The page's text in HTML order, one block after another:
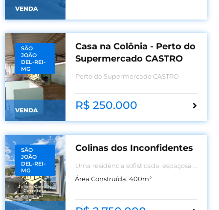
VENDA
SÃO
JOÃO
DEL-REI-
MG
VENDA
Casa na Colônia - Perto do
Supermercado CASTRO
Perto do Supermercado CASTRO
R$ 250.000
SÃO
JOÃO
DEL-REI-
MG
Colinas dos Inconfidentes
Uma residência sofisticada, espaçosa e
conforto, elegância e modernidade!
Área Construída: 400m²